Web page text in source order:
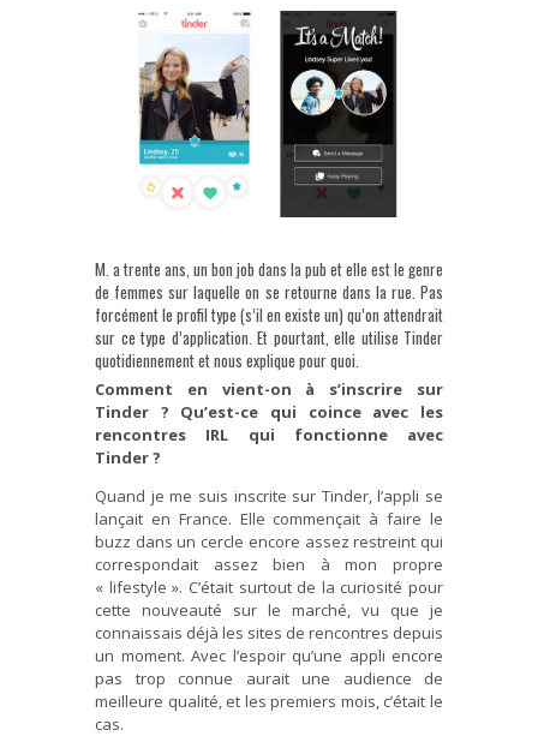
M. a trente ans, un bon job dans la pub et elle est le genre
de femmes sur laquelle on se retourne dans la rue. Pas
forcément le profil type (s’il en existe un) qu’on attendrait
sur ce type d’application. Et pourtant, elle utilise Tinder
quotidiennement et nous explique pour quoi.
Comment en vient-on à s’inscrire sur
Tinder ? Qu’est-ce qui coince avec les
rencontres IRL qui fonctionne avec
Tinder ?
Quand je me suis inscrite sur Tinder, l’appli se
lançait en France. Elle commençait à faire le
buzz dans un cercle encore assez restreint qui
correspondait assez bien à mon propre
« lifestyle ». C’était surtout de la curiosité pour
cette nouveauté sur le marché, vu que je
connaissais déjà les sites de rencontres depuis
un moment. Avec l’espoir qu’une appli encore
pas trop connue aurait une audience de
meilleure qualité, et les premiers mois, c’était le
cas.